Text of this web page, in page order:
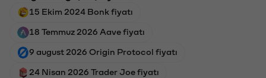
15 Ekim 2024 Bonk fiyatı
18 Temmuz 2026 Aave fiyatı
9 august 2026 Origin Protocol fiyatı
24 Nisan 2026 Trader Joe fiyatı